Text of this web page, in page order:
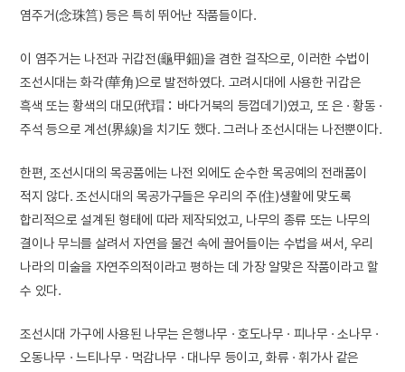
염주거(念珠筥) 등은 특히 뛰어난 작품들이다.
이 염주거는 나전과 귀갑전(龜甲鈿)을 겸한 걸작으로, 이러한 수법이
조선시대는 화각(華角)으로 발전하였다. 고려시대에 사용한 귀갑은
흑색 또는 황색의 대모(玳瑁：바다거북의 등껍데기)였고, 또 은 · 황동 ·
주석 등으로 계선(界線)을 치기도 했다. 그러나 조선시대는 나전뿐이다.
한편, 조선시대의 목공품에는 나전 외에도 순수한 목공예의 전래품이
적지 않다. 조선시대의 목공가구들은 우리의 주(住)생활에 맞도록
합리적으로 설계된 형태에 따라 제작되었고, 나무의 종류 또는 나무의
결이나 무늬를 살려서 자연을 물건 속에 끌어들이는 수법을 써서, 우리
나라의 미술을 자연주의적이라고 평하는 데 가장 알맞은 작품이라고 할
수 있다.
조선시대 가구에 사용된 나무는 은행나무 · 호도나무 · 피나무 · 소나무 ·
오동나무 · 느티나무 · 먹감나무 · 대나무 등이고, 화류 · 휘가사 같은